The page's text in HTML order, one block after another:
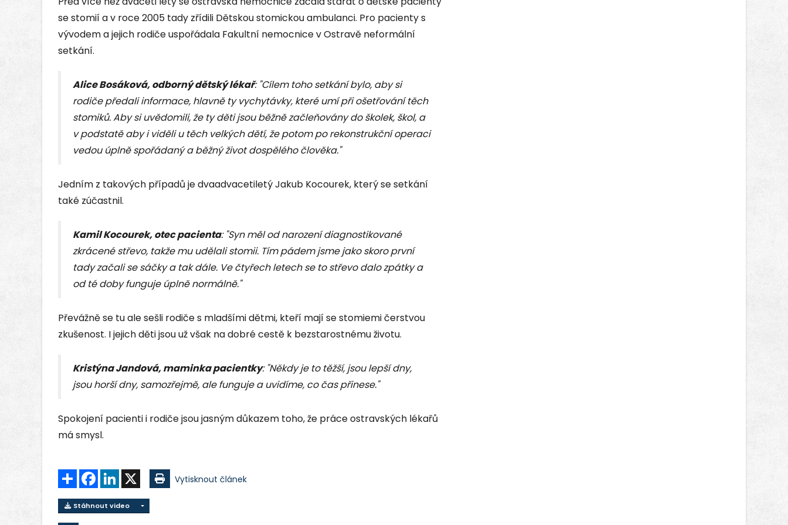
se stomií a v roce 2005 tady zřídili Dětskou stomickou ambulanci. Pro pacienty s
vývodem a jejich rodiče uspořádala Fakultní nemocnice v Ostravě neformální
setkání.
Alice Bosáková, odborný dětský lékař: "Cílem toho setkání bylo, aby si
rodiče předali informace, hlavně ty vychytávky, které umí při ošetřování těch
stomiků. Aby si uvědomili, že ty děti jsou běžně začleňovány do školek, škol, a
v podstatě aby i viděli u těch velkých dětí, že potom po rekonstrukční operaci
vedou úplně spořádaný a běžný život dospělého člověka."
Jedním z takových případů je dvaadvacetiletý Jakub Kocourek, který se setkání
také zúčastnil.
Kamil Kocourek, otec pacienta: "Syn měl od narození diagnostikované
zkrácené střevo, takže mu udělali stomii. Tím pádem jsme jako skoro první
tady začali se sáčky a tak dále. Ve čtyřech letech se to střevo dalo zpátky a
od té doby funguje úplně normálně."
Převážně se tu ale sešli rodiče s mladšími dětmi, kteří mají se stomiemi čerstvou
zkušenost. I jejich děti jsou už však na dobré cestě k bezstarostnému životu.
Kristýna Jandová, maminka pacientky: "Někdy je to těžší, jsou lepší dny,
jsou horší dny, samozřejmě, ale funguje a uvidíme, co čas přinese."
Spokojení pacienti i rodiče jsou jasným důkazem toho, že práce ostravských lékařů
má smysl.
Sdílet FacebookLinkedIn Vytisknout článek
Stáhnout video